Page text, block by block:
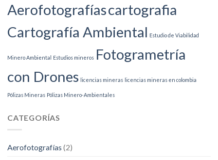
Aerofotografíascartografia
Cartografía Ambiental Estudio de Viabilidad
Minero Ambiental Estudios mineros Fotogrametría
con Drones licencias mineras licencias mineras en colombia
Pólizas Mineras Pólizas Minero-Ambientales
CATEGORÍAS
Aerofotografías (2)